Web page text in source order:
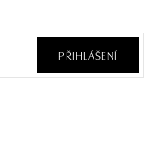
PŘIHLÁŠENÍ